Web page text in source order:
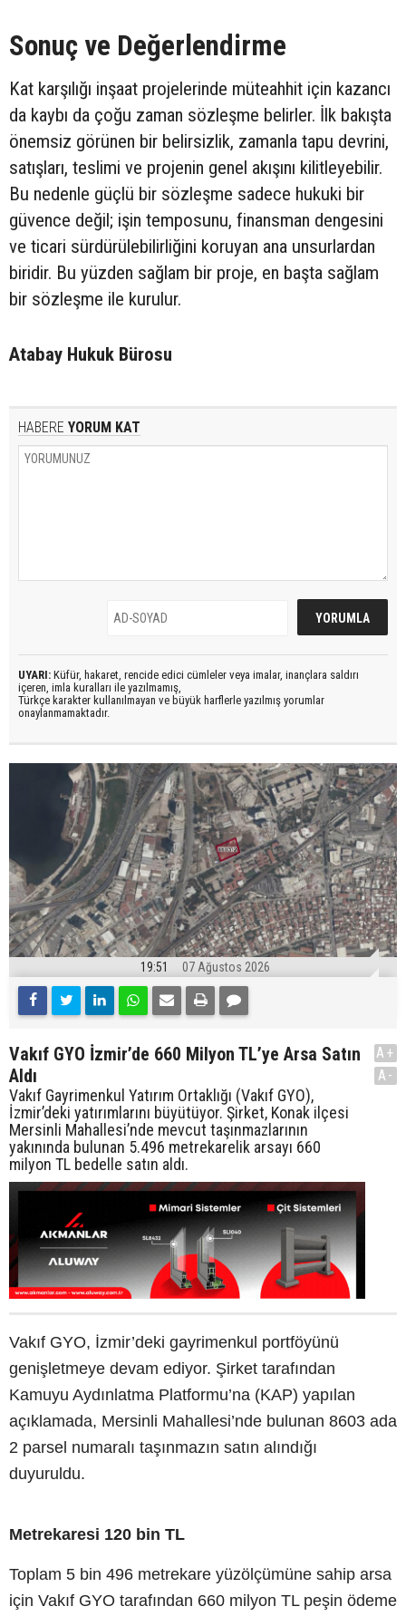
Sonuç ve Değerlendirme
Kat karşılığı inşaat projelerinde müteahhit için kazancı
da kaybı da çoğu zaman sözleşme belirler. İlk bakışta
önemsiz görünen bir belirsizlik, zamanla tapu devrini,
satışları, teslimi ve projenin genel akışını kilitleyebilir.
Bu nedenle güçlü bir sözleşme sadece hukuki bir
güvence değil; işin temposunu, finansman dengesini
ve ticari sürdürülebilirliğini koruyan ana unsurlardan
biridir. Bu yüzden sağlam bir proje, en başta sağlam
bir sözleşme ile kurulur.
Atabay Hukuk Bürosu
HABERE YORUM KAT
UYARI: Küfür, hakaret, rencide edici cümleler veya imalar, inançlara saldırı
içeren, imla kuralları ile yazılmamış,
Türkçe karakter kullanılmayan ve büyük harflerle yazılmış yorumlar
onaylanmamaktadır.
19:51 07 Ağustos 2026
Vakıf GYO İzmir’de 660 Milyon TL’ye Arsa Satın
Aldı
Vakıf Gayrimenkul Yatırım Ortaklığı (Vakıf GYO),
İzmir’deki yatırımlarını büyütüyor. Şirket, Konak ilçesi
Mersinli Mahallesi’nde mevcut taşınmazlarının
yakınında bulunan 5.496 metrekarelik arsayı 660
milyon TL bedelle satın aldı.
A+
A-
Vakıf GYO, İzmir’deki gayrimenkul portföyünü
genişletmeye devam ediyor. Şirket tarafından
Kamuyu Aydınlatma Platformu’na (KAP) yapılan
açıklamada, Mersinli Mahallesi’nde bulunan 8603 ada
2 parsel numaralı taşınmazın satın alındığı
duyuruldu.
Metrekaresi 120 bin TL
Toplam 5 bin 496 metrekare yüzölçümüne sahip arsa
için Vakıf GYO tarafından 660 milyon TL peşin ödeme